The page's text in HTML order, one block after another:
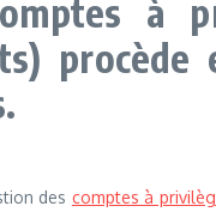
à
procède
des comptes à